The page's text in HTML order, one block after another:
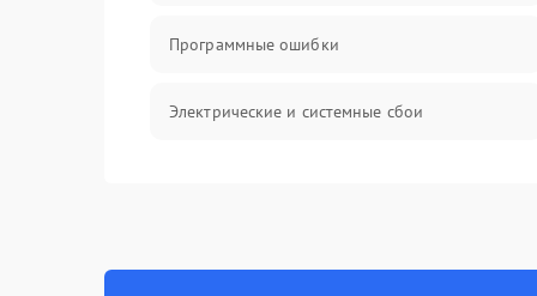
Программные ошибки
Электрические и системные сбои